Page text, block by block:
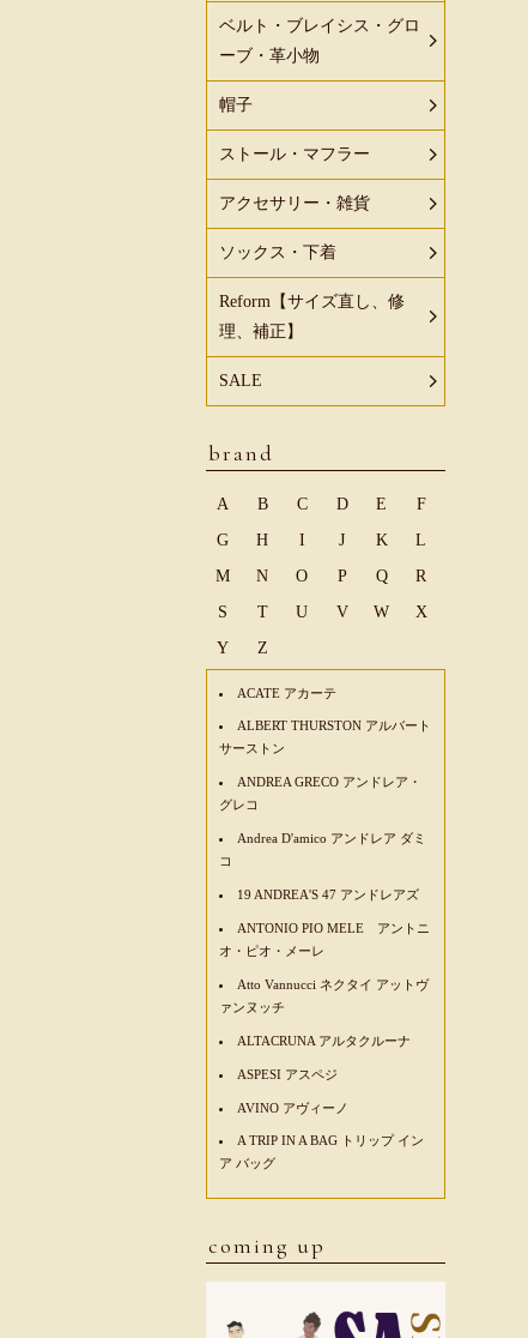
ベルト・ブレイシス・グロ
ーブ・革小物
帽子
ストール・マフラー
アクセサリー・雑貨
ソックス・下着
Reform【サイズ直し、修
理、補正】
SALE
brand
A B C D E
F
G
H I J K
L
M
N O P Q
R
S
T U V W
X
Y
Z
ACATE アカーテ
ALBERT THURSTON アルバート
サーストン
ANDREA GRECO アンドレア・
グレコ
Andrea D'amico アンドレア ダミ
コ
19 ANDREA'S 47 アンドレアズ
ANTONIO PIO MELE アントニ
オ・ピオ・メーレ
Atto Vannucci ネクタイ アットヴ
ァンヌッチ
ALTACRUNA アルタクルーナ
ASPESI アスペジ
AVINO アヴィーノ
A TRIP IN A BAG トリップ イン
ア バッグ
coming up